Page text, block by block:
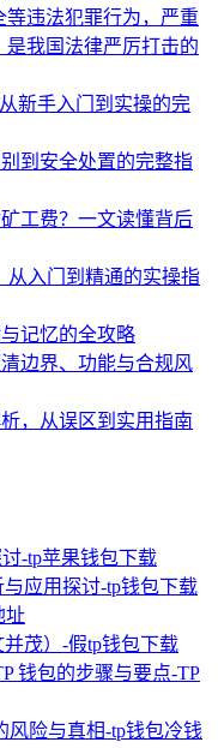
违法犯罪行为，严重
我国法律严厉打击的
新手入门到实操的完
到安全处置的完整指
工费？一文读懂背后
从入门到精通的实操指
记忆的全攻略
边界、功能与合规风
，从误区到实用指南
-tp苹果钱包下载
应用探讨-tp钱包下载
址
茂）-假tp钱包下载
钱包的步骤与要点-TP
风险与真相-tp钱包冷钱